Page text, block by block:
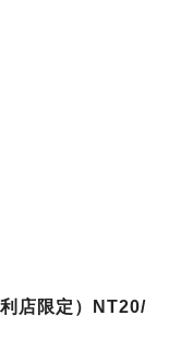
店限定）NT20/